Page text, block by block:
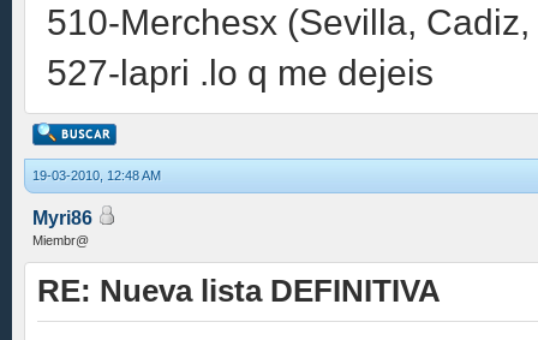
510-Merchesx (Sevilla,
527-lapri .lo q me dejeis
19-03-2010, 12:48 AM
Myri86
Miembr@
RE: Nueva lista DEFINITIVA